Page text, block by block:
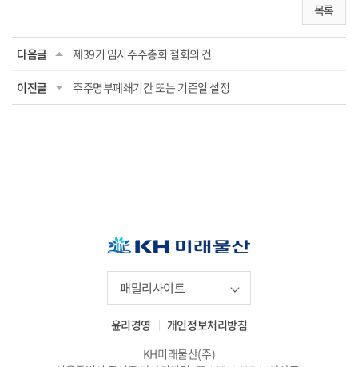
목록
다음글 제39기 임시주주총회 철회의 건
이전글 주주명부폐쇄기간 또는 기준일 설정
패밀리사이트
윤리경영
개인정보처리방침
KH미래물산(주)